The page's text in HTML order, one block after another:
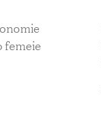
femeie